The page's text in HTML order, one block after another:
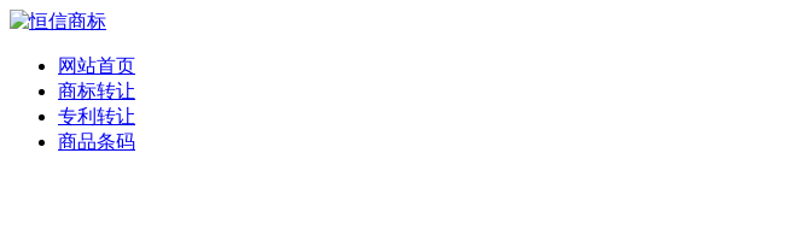
网站首页
商标转让
专利转让
商品条码